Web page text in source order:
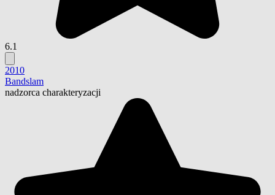
6.1
2010
Bandslam
nadzorca charakteryzacji